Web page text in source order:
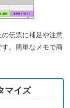
の伝票に補足や注意
。簡単なメモで商
マイズ